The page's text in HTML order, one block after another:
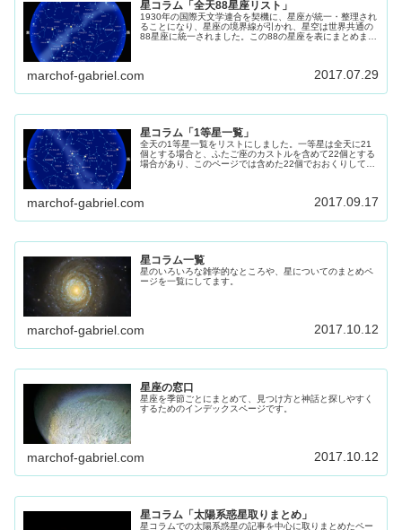
星コラム「全天88星座リスト」
1930年の国際天文学連合を契機に、星座が統一・整理され
ることになり、星座の境界線が引かれ、星空は世界共通の
88星座に統一されました。この88の星座を表にまとめまし
marchof-gabriel.com 2017.07.29
星コラム「1等星一覧」
全天の1等星一覧をリストにしました。一等星は全天に21
個とする場合と、ふたご座のカストルを含めて22個とする
場合があり、このページでは含めた22個でおおくりしてま
marchof-gabriel.com 2017.09.17
星コラム一覧
星のいろいろな雑学的なところや、星についてのまとめペ
ージを一覧にしてます。
marchof-gabriel.com 2017.10.12
星座の窓口
星座を季節ごとにまとめて、見つけ方と神話と探しやすく
するためのインデックスページです。
marchof-gabriel.com 2017.10.12
星コラム「太陽系惑星取りまとめ」
星コラムでの太陽系惑星の記事を中心に取りまとめたペー